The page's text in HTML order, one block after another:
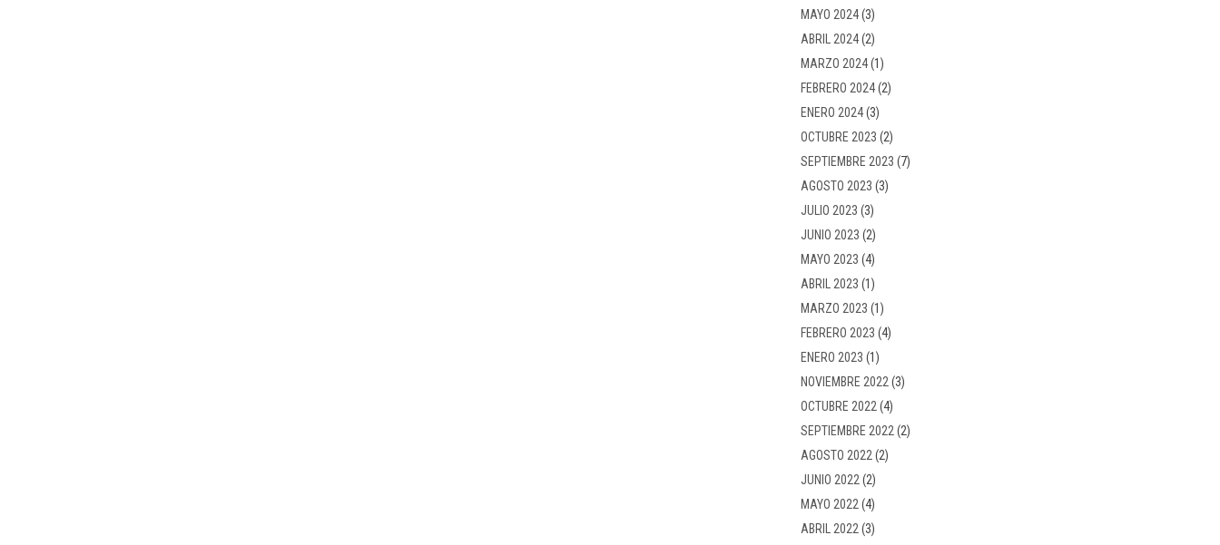
MAYO 2024(3)
ABRIL 2024(2)
MARZO 2024(1)
FEBRERO 2024(2)
ENERO 2024(3)
OCTUBRE 2023 (2)
SEPTIEMBRE 2023 (7)
AGOSTO 2023 (3)
JULIO 2023 (3)
JUNIO 2023 (2)
MAYO 2023 (4)
ABRIL 2023 (1)
MARZO 2023 (1)
FEBRERO 2023 (4)
ENERO 2023 (1)
NOVIEMBRE 2022 (3)
OCTUBRE 2022 (4)
SEPTIEMBRE 2022 (2)
AGOSTO 2022 (2)
JUNIO 2022 (2)
MAYO 2022 (4)
ABRIL 2022 (3)